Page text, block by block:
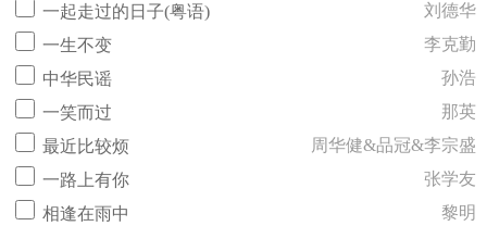
一起走过的日子(粤语)
刘德华
一生不变
李克勤
中华民谣
孙浩
一笑而过
那英
最近比较烦
周华健&品冠&李宗盛
一路上有你
张学友
相逢在雨中
黎明